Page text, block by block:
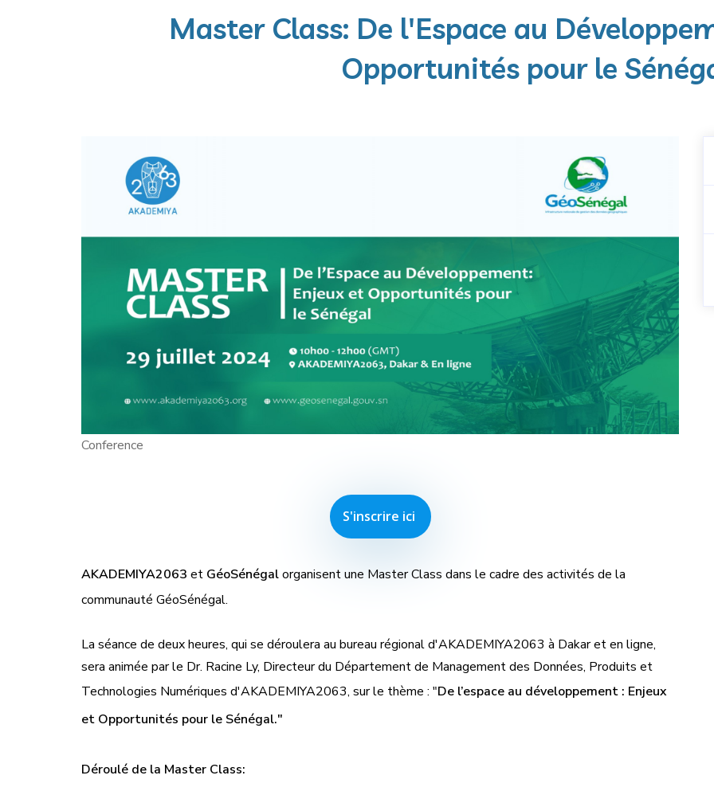
Master Class: De l'Espace au
Opportunités pour le
Conference
S'inscrire ici
AKADEMIYA2063 et GéoSénégalorganisent une Master Class dans le cadre des activités de la
communauté GéoSénégal.
La séance de deux heures, qui se déroulera au bureau régional d'AKADEMIYA2063 à Dakar et en ligne,
sera animée par le Dr. Racine Ly, Directeur du Département de Management des Données, Produits et
Technologies Numériques d'AKADEMIYA2063, sur le thème : "De l’espace au développement : Enjeux
et Opportunités pour le Sénégal."
Déroulé de la Master Class: